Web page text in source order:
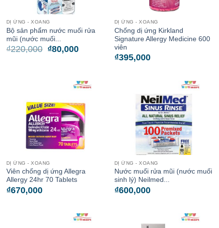
DỊ ỨNG - XOANG
Bộ sản phẩm nước muối rửa
mũi (nước muối...
₫220,000 Giá
₫80,000Giá
₫80,000.
DỊ ỨNG - XOANG
Chống dị ứng Kirkland
Signature Allergy Medicine 600
viên
₫395,000
DỊ ỨNG - XOANG
Viên chống dị ứng Allegra
Allergy 24hr 70 Tablets
₫670,000
DỊ ỨNG - XOANG
Nước muối rửa mũi (nước muối
sinh lý) Neilmed...
₫600,000